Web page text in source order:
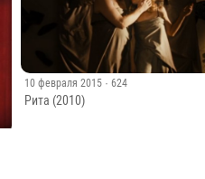
10 февраля 2015 · 624
Рита (2010)